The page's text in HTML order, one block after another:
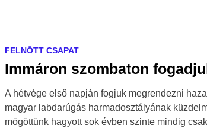
FELNŐTT CSAPAT
Immáron szombaton
A hétvége első napján fogjuk megrendezni
magyar labdarúgás harmadosztályának
mögöttünk hagyott sok évben szinte mindig